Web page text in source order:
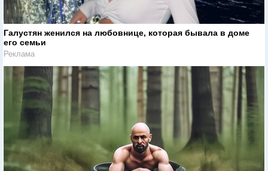
Галустян женился на любовнице, которая бывала в доме
его семьи
Реклама